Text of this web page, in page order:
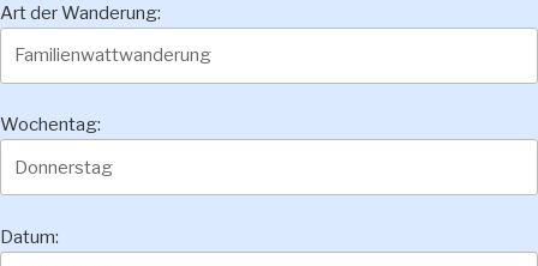
Art der Wanderung:
Wochentag:
Datum: